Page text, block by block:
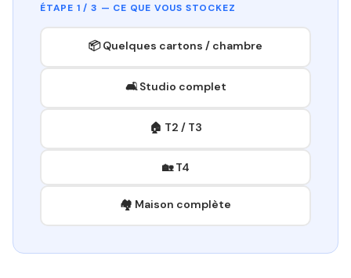
ÉTAPE 1 / 3 — CE QUE VOUS STOCKEZ
📦 Quelques cartons / chambre
🛋️ Studio complet
🏠 T2 / T3
🏡 T4
🏘️ Maison complète